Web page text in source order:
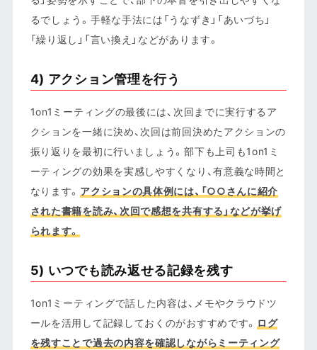
るでしょう。手軽な手法には「うなずき」「あいづち」
「繰り返し」「言い換え」などがあります。
4) アクション管理を行う
1on1ミーティングの最後には、次回までに実行するア
クションを一緒に決め、次回は前回決めたアクションの
振り返りを最初に行いましょう。部下も上司も1on1ミ
ーティングの効果を実感しやすくなり、有意義な時間と
なります。 アクションの具体例には、「○○さんに紹介
された書籍を読み、次回で感想を共有する」などが挙げ
られます。
5) いつでも読み返せる記録を残す
1on1ミーティングで話した内容は、メモやクラウドツ
ールを活用して記録しておくのがおすすめです。 ログ
を残すことで過去の内容を確認しながらミーティング